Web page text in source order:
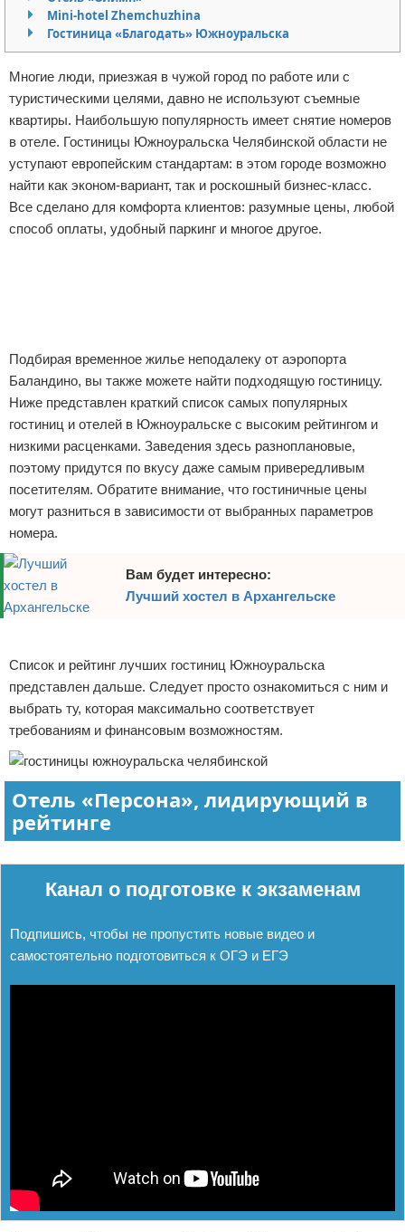
Авиаперелеты
Полезное для туристов
Отдых на природе
Аренда автомобилей
Документы и визы
Пляжный отдых
Турагенства
Экстримальный отдых
Разное про отдых
Отказ от ответственности
Mini-hotel Zhemchuzhina
Гостиница «Благодать» Южноуральска
Многие люди, приезжая в чужой город по работе или с
туристическими целями, давно не используют съемные
квартиры. Наибольшую популярность имеет снятие номеров
в отеле. Гостиницы Южноуральска Челябинской области не
уступают европейским стандартам: в этом городе возможно
найти как эконом-вариант, так и роскошный бизнес-класс.
Все сделано для комфорта клиентов: разумные цены, любой
способ оплаты, удобный паркинг и многое другое.
Подбирая временное жилье неподалеку от аэропорта
Баландино, вы также можете найти подходящую гостиницу.
Ниже представлен краткий список самых популярных
гостиниц и отелей в Южноуральске с высоким рейтингом и
низкими расценками. Заведения здесь разноплановые,
поэтому придутся по вкусу даже самым привередливым
посетителям. Обратите внимание, что гостиничные цены
могут разниться в зависимости от выбранных параметров
номера.
Вам будет интересно:
Лучший хостел в Архангельске
Список и рейтинг лучших гостиниц Южноуральска
представлен дальше. Следует просто ознакомиться с ним и
выбрать ту, которая максимально соответствует
требованиям и финансовым возможностям.
Отель «Персона», лидирующий в
рейтинге
Канал о подготовке к экзаменам
Подпишись, чтобы не пропустить новые видео и
самостоятельно подготовиться к ОГЭ и ЕГЭ